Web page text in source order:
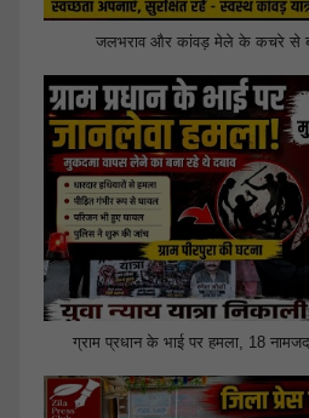
जलभराव और कांवड़ मेले के कचरे से
ग्राम प्रधान के भाई पर हमला, 18